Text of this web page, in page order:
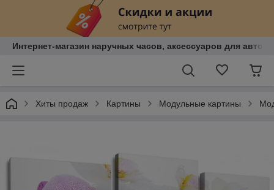
Интернет-магазин наручных часов, аксессуаров для авто,
Хиты продаж Картины Модульные картины